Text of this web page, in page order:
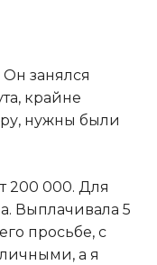
занялся
крайне
нужны были
200 000. Для
Выплачивала 5
просьбе, с
а я